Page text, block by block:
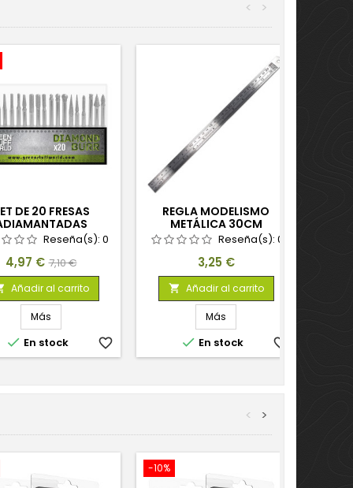
>
<
DE 20 FRESAS
Reseña(s): 0
Precio
4,97 € Precio
base
7,10 €
Añadir al carrito
Más
 En stock favorite_border
REGLA MODELISMO
METÁLICA 30CM
Reseña(s): 0
Precio
3,25 €
 Añadir al carrito
Más
 En stock favorite_border
>
<
-10%